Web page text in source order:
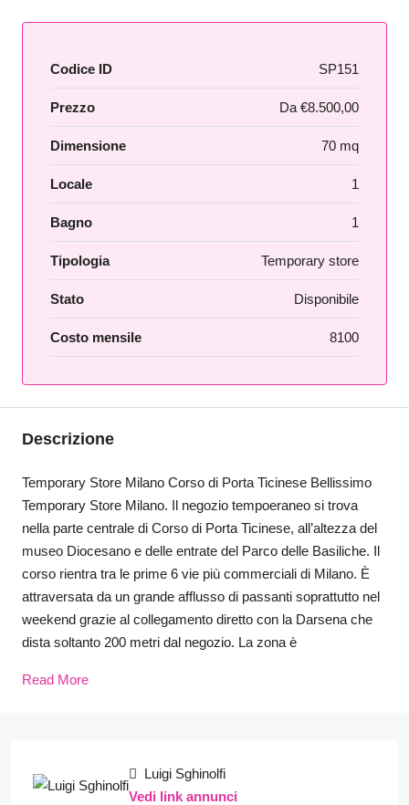
Codice ID SP151
Prezzo Da €8.500,00
Dimensione 70 mq
Locale 1
Bagno 1
Tipologia Temporary store
Stato Disponibile
Costo mensile 8100
Descrizione
Temporary Store Milano Corso di Porta Ticinese Bellissimo
Temporary Store Milano. Il negozio tempoeraneo si trova
nella parte centrale di Corso di Porta Ticinese, all’altezza del
museo Diocesano e delle entrate del Parco delle Basiliche. Il
corso rientra tra le prime 6 vie più commerciali di Milano. È
attraversata da un grande afflusso di passanti soprattutto nel
weekend grazie al collegamento diretto con la Darsena che
dista soltanto 200 metri dal negozio. La zona è
Read More
Luigi Sghinolfi
Vedi link annunci